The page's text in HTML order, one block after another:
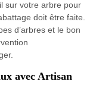
sur votre arbre pour
doit être faite.
d’arbres et le bon
avec Artisan